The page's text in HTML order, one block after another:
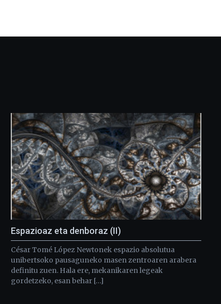
Espazioaz eta denboraz (II)
César Tomé López Newtonek espazio absolutua
unibertsoko pausaguneko masen zentroaren arabera
definitu zuen. Hala ere, mekanikaren legeak
gordetzeko, esan behar […]